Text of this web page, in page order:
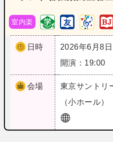
室内楽
日時
2026年6月8日
開演：19:00
会場 東京サントリ
（小ホール）